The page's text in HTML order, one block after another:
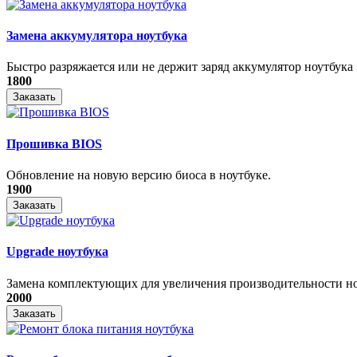
Замена аккумулятора ноутбука
Быстро разряжается или не держит заряд аккумулятор ноутбука
1800
Заказать
Прошивка BIOS
Обновление на новую версию биоса в ноутбуке.
1900
Заказать
Upgrade ноутбука
Замена комплектующих для увеличения производительности
2000
Заказать